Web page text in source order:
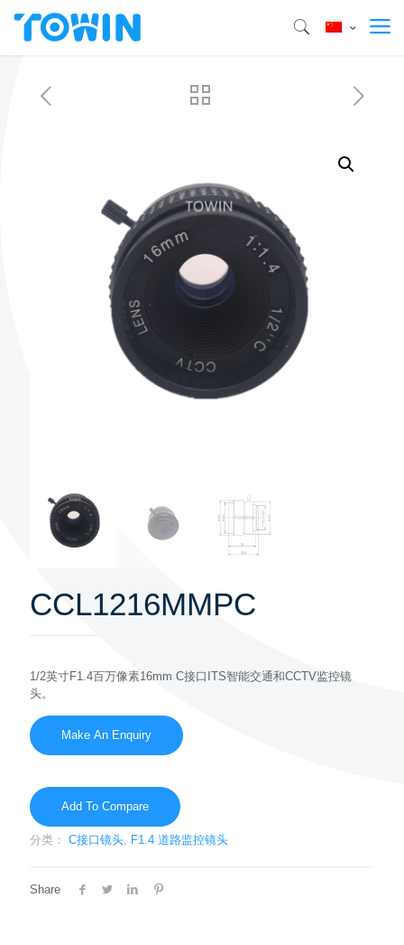
CCL1216MMPC
1/2英寸F1.4百万像素16mm C接口ITS智能交通和CCTV监控镜
头。
Add To Compare
分类： C接口镜头 F1.4 道路监控镜头
Share